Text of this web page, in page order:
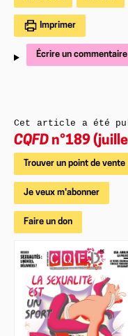
Imprimer
Écrire un commentaire
Cet article a été
CQFD n°189
Trouver un point de vente
Je veux m'abonner
Faire un don